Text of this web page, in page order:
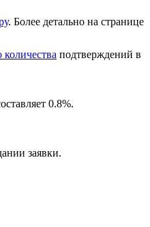
. Более детально на странице
подтверждений в
0.8%.
заявки.